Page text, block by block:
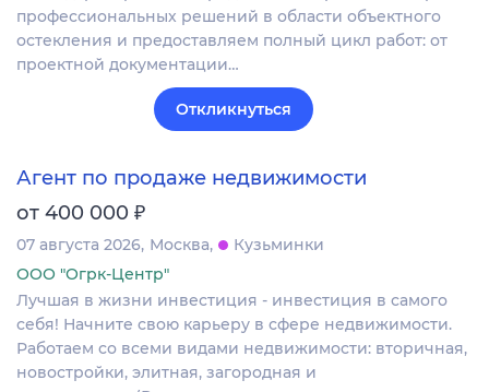
профессиональных решений в области объектного
остекления и предоставляем полный цикл работ: от
проектной документации…
Откликнуться
Агент по продаже недвижимости
от 400 000 ₽
07 августа 2026 Москва
Кузьминки
ООО "Огрк-Центр"
Лучшая в жизни инвестиция - инвестиция в самого
себя! Начните свою карьеру в сфере недвижимости.
Работаем со всеми видами недвижимости: вторичная,
новостройки, элитная, загородная и